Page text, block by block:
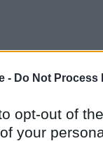
- Do Not Process
opt-out of
your